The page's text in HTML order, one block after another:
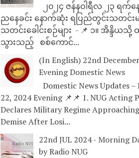
၂၀၂၄ ဇန်နဝါရီလ ၂၃ ရက်န
ညနေခင်း နောက်ဆုံး ရပြည်တွင်းသတင်းမ
သတင်းခေါင်းစဉ်များ - 📌 ၁။ အိန္ဒိယသို့
သွားသည့် စစ်ကောင်...
(In English) 22nd
Evening Domestic News
Domestic News Updates –
22, 2024 Evening 📌📌 1. NUG Acting
Declares Military Regime
Demise After Losi...
22nd JUL 2024 - Morning
by Radio NUG